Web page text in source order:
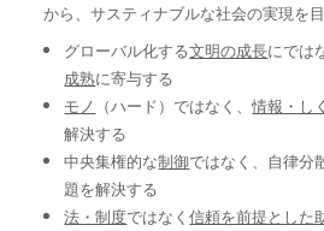
から、サスティナブルな社会の実現を
グローバル化する文明の成長にでは
成熟に寄与する
モノ （ハード）ではなく、情報・し
解決する
中央集権的な制御ではなく、自律分
題を解決する
法・制度ではなく信頼を前提とした